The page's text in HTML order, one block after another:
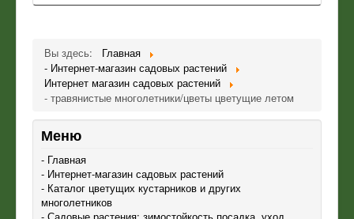
Вы здесь:
Главная
- Интернет-магазин садовых растений
Интернет магазин садовых растений
- травянистые многолетники/цветы цветущие летом
Меню
- Главная
- Интернет-магазин садовых растений
- Каталог цветущих кустарников и других
многолетников